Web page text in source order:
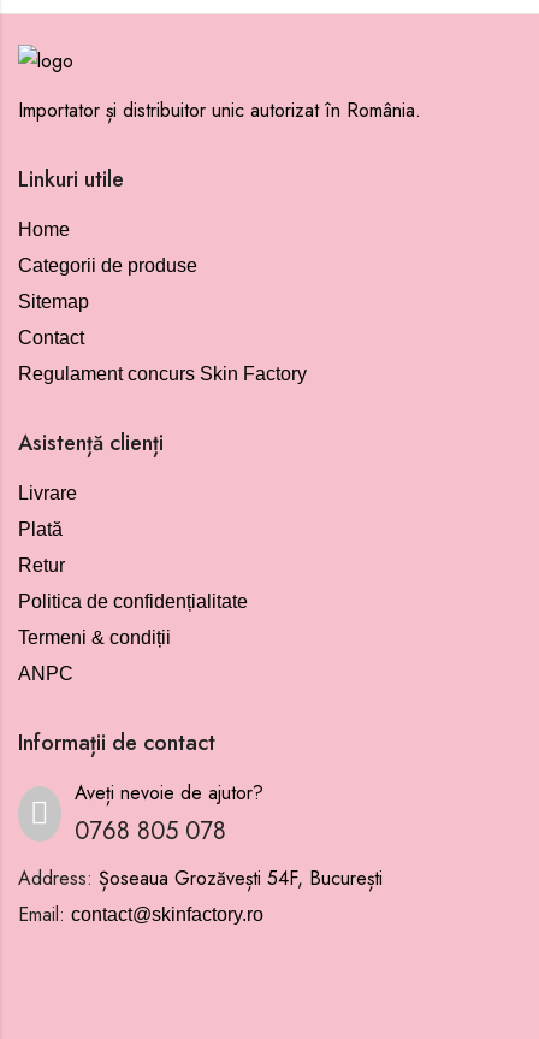
Importator și distribuitor unic autorizat în România.
Linkuri utile
Home
Categorii de produse
Sitemap
Contact
Regulament concurs Skin Factory
Asistență clienți
Livrare
Plată
Retur
Politica de confidențialitate
Termeni & condiții
ANPC
Informații de contact
Aveți nevoie de ajutor?
0768 805 078
Address: Șoseaua Grozăvești 54F, București
Email: contact@skinfactory.ro